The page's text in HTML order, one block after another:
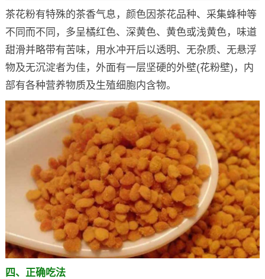
茶花粉有特殊的茶香气息，颜色因茶花品种、采集蜂种等
不同而不同，多呈橘红色、深黄色、黄色或浅黄色，味道
甜滑并略带有苦味，用水冲开后以透明、无杂质、无悬浮
物及无沉淀者为佳，外面有一层坚硬的外壁(花粉壁)，内
部有各种营养物质及生殖细胞内含物。
四、正确吃法